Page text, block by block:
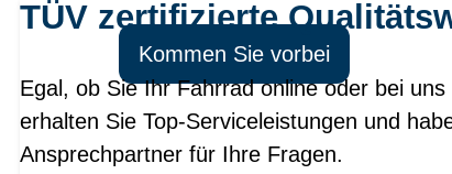
Kommen Sie vorbei
TÜV zertifizierte
Egal, ob Sie Ihr Fahrrad online oder bei
erhalten Sie Top-Serviceleistungen und
Ansprechpartner für Ihre Fragen.